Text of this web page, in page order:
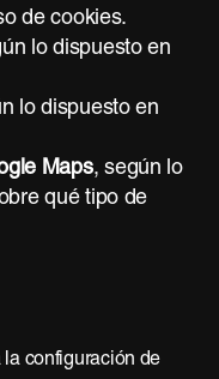
de cookies.
lo dispuesto en
lo dispuesto en
Maps, según lo
qué tipo de
la configuración de